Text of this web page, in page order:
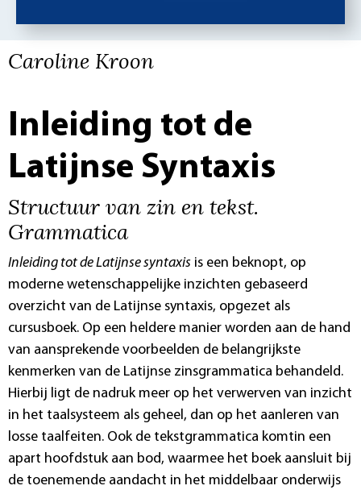
Caroline Kroon
Inleiding tot de
Latijnse Syntaxis
Structuur van zin en tekst.
Grammatica
Inleiding tot de Latijnse syntaxis is een beknopt, op
moderne wetenschappelijke inzichten gebaseerd
overzicht van de Latijnse syntaxis, opgezet als
cursusboek. Op een heldere manier worden aan de hand
van aansprekende voorbeelden de belangrijkste
kenmerken van de Latijnse zinsgrammatica behandeld.
Hierbij ligt de nadruk meer op het verwerven van inzicht
in het taalsysteem als geheel, dan op het aanleren van
losse taalfeiten. Ook de tekstgrammatica komtin een
apart hoofdstuk aan bod, waarmee het boek aansluit bij
de toenemende aandacht in het middelbaar onderwijs